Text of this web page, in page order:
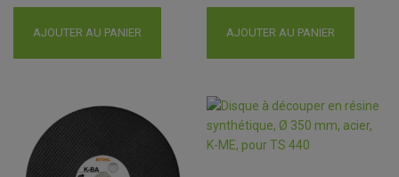
AJOUTER AU PANIER AJOUTER AU PANIER